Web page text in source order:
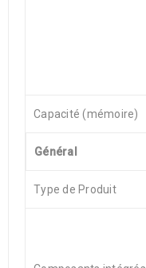
Capacité (mémoire)
Général
Type de Produit